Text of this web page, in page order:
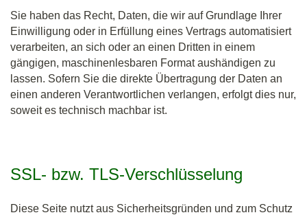
Sie haben das Recht, Daten, die wir auf Grundlage Ihrer
Einwilligung oder in Erfüllung eines Vertrags automatisiert
verarbeiten, an sich oder an einen Dritten in einem
gängigen, maschinenlesbaren Format aushändigen zu
lassen. Sofern Sie die direkte Übertragung der Daten an
einen anderen Verantwortlichen verlangen, erfolgt dies nur,
soweit es technisch machbar ist.
SSL- bzw. TLS-Verschlüsselung
Diese Seite nutzt aus Sicherheitsgründen und zum Schutz